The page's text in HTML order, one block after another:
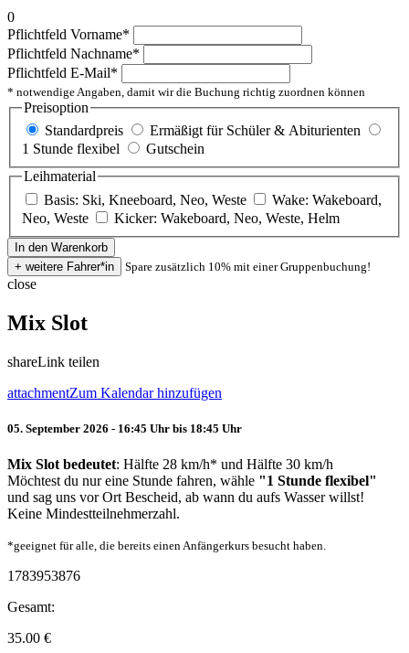
0
Pflichtfeld Vorname*
Pflichtfeld Nachname*
Pflichtfeld E-Mail*
* notwendige Angaben, damit wir die Buchung richtig zuordnen können
Preisoption
Standardpreis
Ermäßigt für Schüler & Abiturienten
1 Stunde flexibel
Gutschein
Leihmaterial
Basis: Ski, Kneeboard, Neo, Weste
Wake: Wakeboard,
Neo, Weste
Kicker: Wakeboard, Neo, Weste, Helm
Spare zusätzlich 10% mit einer Gruppenbuchung!
close
Mix Slot
shareLink teilen
attachmentZum Kalendar hinzufügen
05. September 2026 - 16:45 Uhr bis 18:45 Uhr
Mix Slot bedeutet: Hälfte 28 km/h* und Hälfte 30 km/h
Möchtest du nur eine Stunde fahren, wähle "1 Stunde flexibel"
und sag uns vor Ort Bescheid, ab wann du aufs Wasser willst!
Keine Mindestteilnehmerzahl.
*geeignet für alle, die bereits einen Anfängerkurs besucht haben.
1783953876
Gesamt:
35.00 €